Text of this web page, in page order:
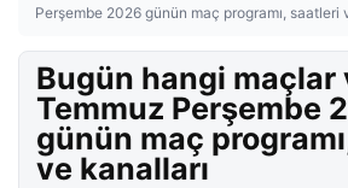
Perşembe 2026 günün maç programı, saatleri
Bugün hangi maçlar
Temmuz Perşembe
günün maç
ve kanalları